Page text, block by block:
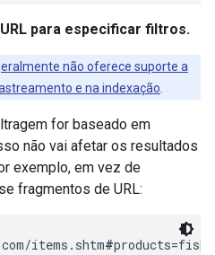
para especificar filtros.
não oferece suporte a
e na indexação
for baseado em
não vai afetar os resultados
exemplo, em vez de
fragmentos de URL:
items.shtm#